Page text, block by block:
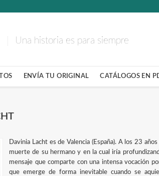
Una historia es para siempre
ENVÍA TU ORIGINAL CATÁLOGOS EN
Davinia Lacht es de Valencia (España). A los 23
muerte de su hermano y en la cual iría
mensaje que comparte con una intensa vocación
que emerge de forma inevitable cuando se